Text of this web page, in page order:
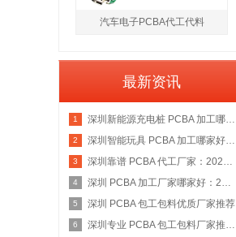
汽车电子PCBA代工代料
最新资讯
1 深圳新能源充电桩 PCBA 加工哪家好：2026 权威选型指南
2 深圳智能玩具 PCBA 加工哪家好：2026 权威选型指南
3 深圳靠谱 PCBA 代工厂家：2026 年权威选型指南
4 深圳 PCBA 加工厂家哪家好：2026 权威选型指南
5 深圳 PCBA 包工包料优质厂家推荐
6 深圳专业 PCBA 包工包料厂家推荐：2026 年权威选型指南